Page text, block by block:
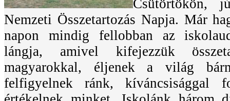
Csütörtökön,
Nemzeti Összetartozás Napja. Már
napon mindig fellobban az
lángja, amivel kifejezzük
magyarokkal, éljenek a világ
felfigyelnek ránk, kíváncsisággal